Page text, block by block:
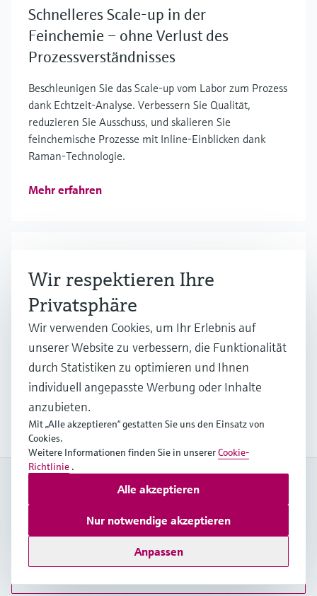
Schnelleres Scale-up in der
Feinchemie – ohne Verlust des
Prozessverständnisses
Beschleunigen Sie das Scale-up vom Labor zum Prozess
dank Echtzeit-Analyse. Verbessern Sie Qualität,
reduzieren Sie Ausschuss, und skalieren Sie
feinchemische Prozesse mit Inline-Einblicken dank
Raman-Technologie.
Mehr erfahren
Erfahren Sie in diesem Überblick über die Raman-
Spektroskopie, wie Sie molekulare Einblicke
gewinnen – mit einer zerstörungsfreien
Echtzeitanalyse für chemische Identifizierung,
verschiedenen Branchen.
Mehr erfahren
Steigern Sie die Effizienz und sparen Sie wertvolle Zeit mit
einem Mein Endress+Hauser-Konto!
Wir respektieren Ihre
Privatsphäre
Wir verwenden Cookies, um Ihr Erlebnis auf
unserer Website zu verbessern, die Funktionalität
durch Statistiken zu optimieren und Ihnen
individuell angepasste Werbung oder Inhalte
anzubieten.
Mit „Alle akzeptieren“ gestatten Sie uns den Einsatz von
Cookies.
Weitere Informationen finden Sie in unsererCookie-
Richtlinie .
Anpassen
Nur notwendige akzeptieren
Alle akzeptieren